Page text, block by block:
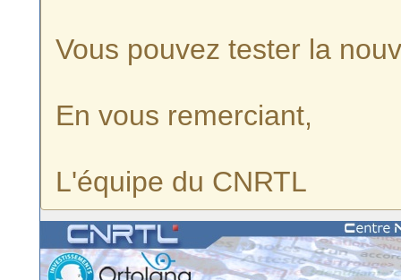
Vous pouvez tester la
En vous remerciant,
L'équipe du CNRTL